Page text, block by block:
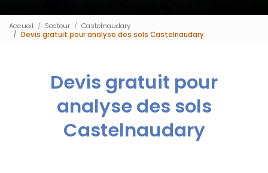
Accueil Secteur
Castelnaudary
Devis gratuit pour analyse des sols Castelnaudary
Devis gratuit pour
analyse des sols
Castelnaudary